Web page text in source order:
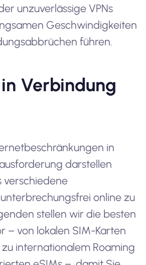
unzuverlässige VPNs
Geschwindigkeiten
führen.
Verbindung
in
darstellen
verschiedene
online zu
stellen wir die besten
– von lokalen SIM-Karten
zu internationalem Roaming